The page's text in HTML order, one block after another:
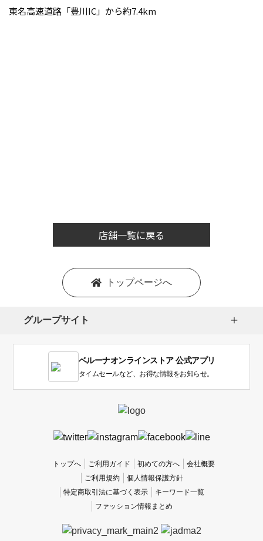
東名高速道路「豊川IC」から約7.4km
店舗一覧に戻る
トップページへ
グループサイト
ベルーナオンラインストア 公式アプリ
タイムセールなど、お得な情報をお知らせ。
トップへ ご利用ガイド 初めての方へ
会社概要
ご利用規約
個人情報保護方針
特定商取引法に基づく表示
キーワード一覧
ファッション情報まとめ